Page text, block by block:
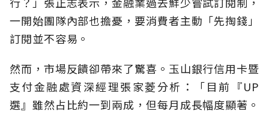
一開始團隊內部也擔憂，要消費者主動「先掏錢」
訂閱並不容易。
然而，市場反饋卻帶來了驚喜。玉山銀行信用卡暨
支付金融處資深經理張家菱分析：「目前『UP
選』雖然占比約一到兩成，但每月成長幅度顯著。